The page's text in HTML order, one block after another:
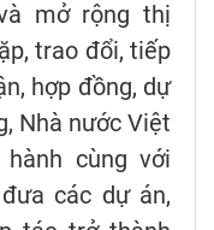
mở rộng thị
trao đổi, tiếp
hợp đồng, dự
Nhà nước Việt
cùng với
các dự án,